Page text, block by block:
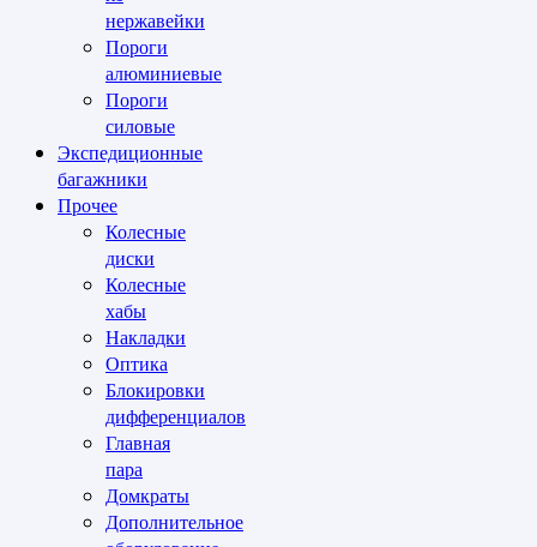
нержавейки
Пороги
алюминиевые
Пороги
силовые
Экспедиционные
багажники
Прочее
Колесные
диски
Колесные
хабы
Накладки
Оптика
Блокировки
дифференциалов
Главная
пара
Домкраты
Дополнительное